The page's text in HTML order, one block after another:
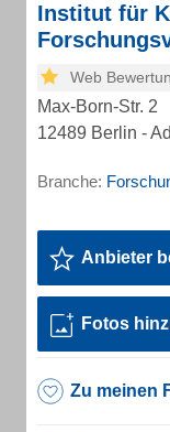
Institut für
Web
Max-Born-Str. 2
12489 Berlin -
Branche:
Anbieter
Fotos
Zu meinen